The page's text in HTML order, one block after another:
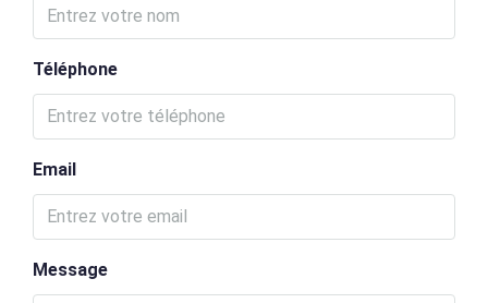
Téléphone
Email
Message